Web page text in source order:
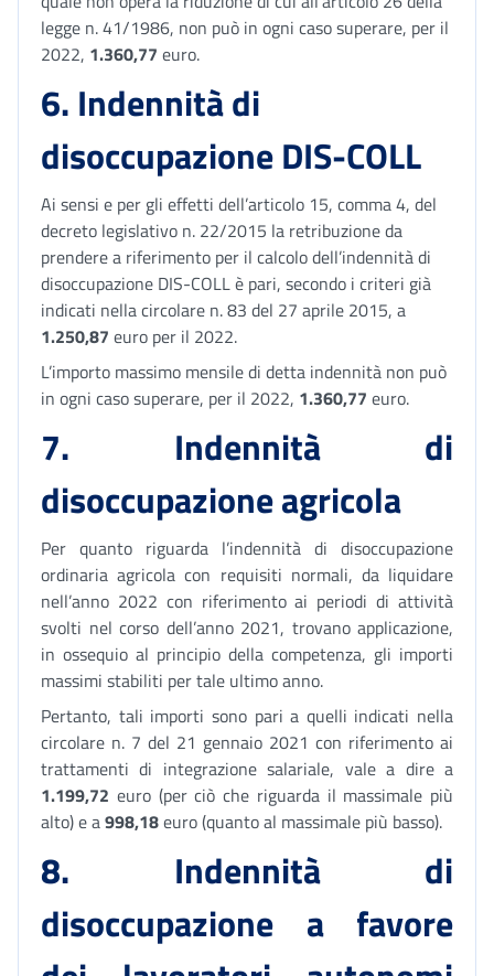
legge n. 41/1986, non può in ogni caso superare, per il
2022, 1.360,77 euro.
6. Indennità di
disoccupazione DIS-COLL
Ai sensi e per gli effetti dell’articolo 15, comma 4, del
decreto legislativo n. 22/2015 la retribuzione da
prendere a riferimento per il calcolo dell’indennità di
disoccupazione DIS-COLL è pari, secondo i criteri già
indicati nella circolare n. 83 del 27 aprile 2015, a
1.250,87 euro per il 2022.
L’importo massimo mensile di detta indennità non può
in ogni caso superare, per il 2022, 1.360,77 euro.
7. Indennità di
disoccupazione agricola
Per quanto riguarda l’indennità di disoccupazione
ordinaria agricola con requisiti normali, da liquidare
nell’anno 2022 con riferimento ai periodi di attività
svolti nel corso dell’anno 2021, trovano applicazione,
in ossequio al principio della competenza, gli importi
massimi stabiliti per tale ultimo anno.
Pertanto, tali importi sono pari a quelli indicati nella
circolare n. 7 del 21 gennaio 2021 con riferimento ai
trattamenti di integrazione salariale, vale a dire a
1.199,72 euro (per ciò che riguarda il massimale più
alto) e a998,18euro (quanto al massimale più basso).
8. Indennità di
disoccupazione a favore